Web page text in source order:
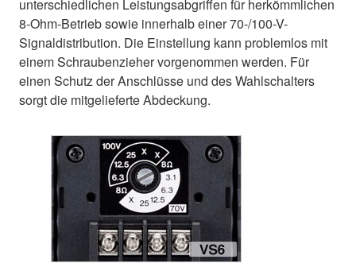
unterschiedlichen Leistungsabgriffen für herkömmlichen
8-Ohm-Betrieb sowie innerhalb einer 70-/100-V-
Signaldistribution. Die Einstellung kann problemlos mit
einem Schraubenzieher vorgenommen werden. Für
einen Schutz der Anschlüsse und des Wahlschalters
sorgt die mitgelieferte Abdeckung.